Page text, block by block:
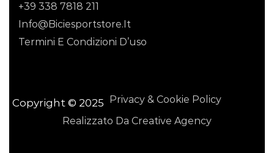
+39 338 7818 211
Info@biciesportstore.it
Termini E Condizioni D’uso
Copyright © 2025
Privacy & Cookie Policy
Realizzato Da Creative Agency